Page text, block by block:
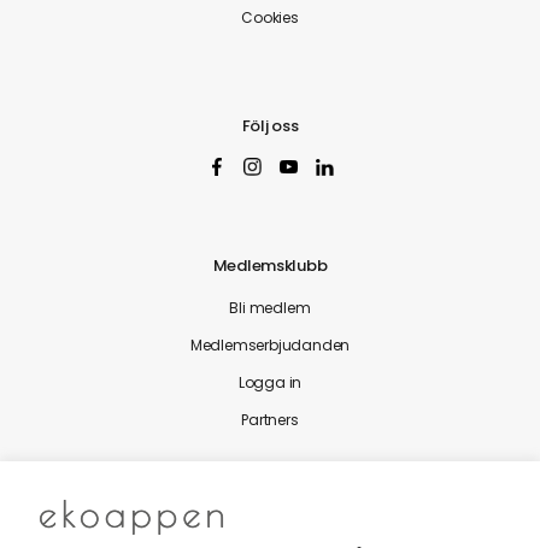
Cookies
Följ oss
Medlemsklubb
Bli medlem
Medlemserbjudanden
Logga in
Partners
Nytt från Ekoappen